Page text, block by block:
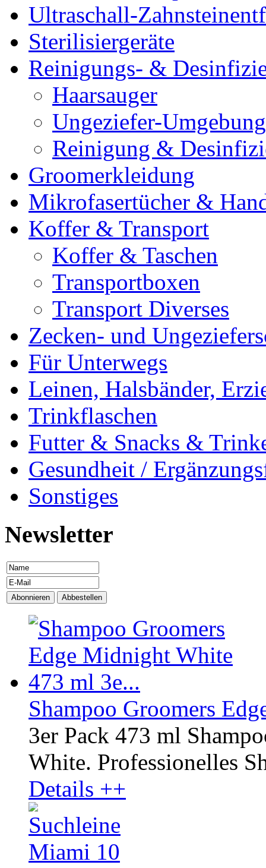
Ultraschall-
Sterilisiergeräte
Reinigungs- &
Haarsauger
Ungeziefer-
Reinigung &
Groomerkleidung
Mikrofasertücher &
Koffer & Transport
Koffer & Taschen
Transportboxen
Transport Diverses
Zecken- und
Für Unterwegs
Leinen, Halsbänder,
Trinkflaschen
Futter & Snacks &
Gesundheit /
Sonstiges
Newsletter
Shampoo Groomers
3er Pack 473 ml
White. Professionelles
Details ++